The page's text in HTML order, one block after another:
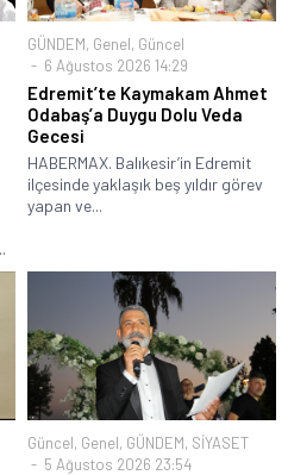
GÜNDEM, Genel, Güncel
6 Ağustos 2026 14:29
Edremit’te Kaymakam Ahmet
Odabaş’a Duygu Dolu Veda
Gecesi
HABERMAX. Balıkesir’in Edremit
ilçesinde yaklaşık beş yıldır görev
yapan ve...
Güncel, Genel, GÜNDEM, SİYASET
5 Ağustos 2026 23:54